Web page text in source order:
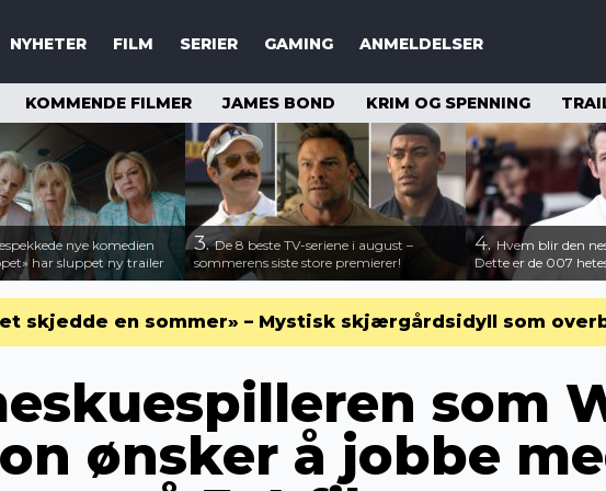
NYHETER FILM SERIER GAMING ANMELDELSER
KOMMENDE FILMER JAMES BOND KRIM OG SPENNING
nye komedien
har sluppet ny trailer
3.De 8 beste TV-seriene i august –
sommerens siste store premierer!
4.Hvem blir den
Dette er de 007
skjedde en sommer» – Mystisk skjærgårdsidyll som
som
ønsker å jobbe